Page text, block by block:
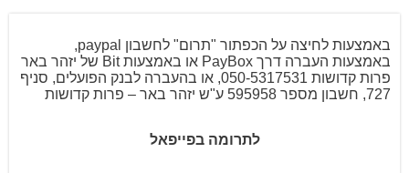
באמצעות לחיצה על הכפתור "תרום" לחשבון paypal,
באמצעות העברה דרך PayBox או באמצעות Bit של יזהר באר
פרות קדושות 050-5317531, או בהעברה לבנק הפועלים, סניף
727, חשבון מספר 595958 ע"ש יזהר באר – פרות קדושות
לתרומה בפייפאל